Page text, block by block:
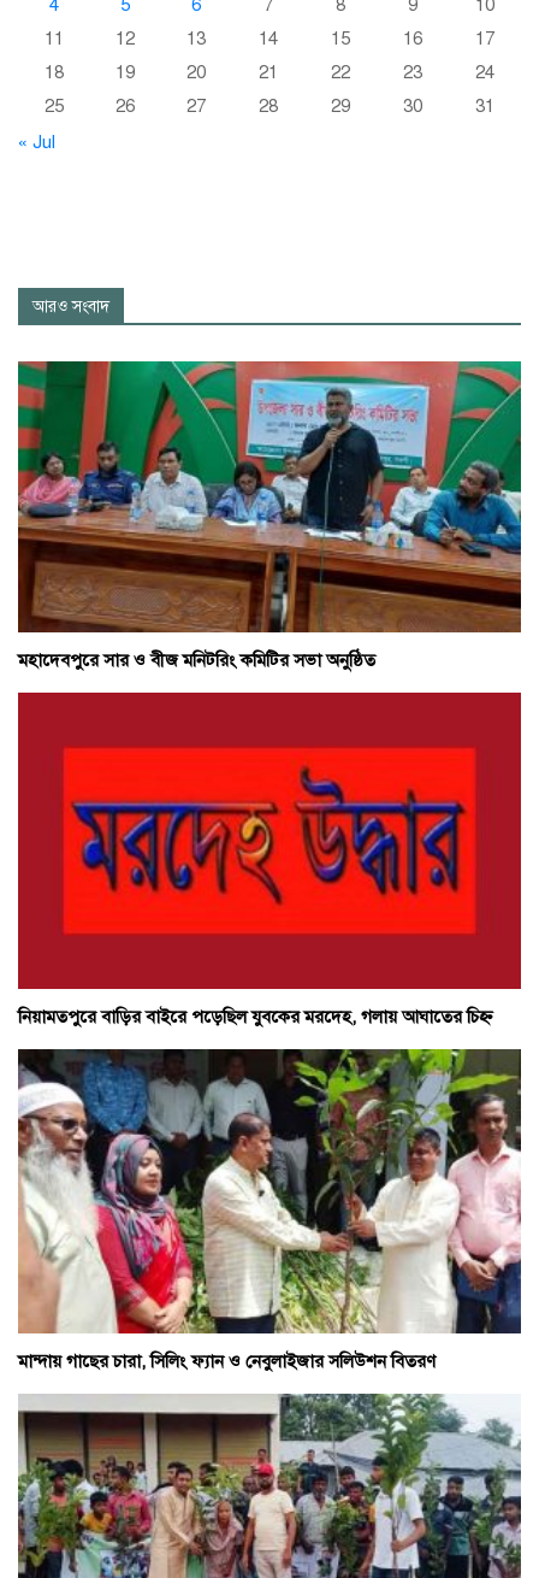
11
12 13 14 15 16
17
18
19 20 21 22 23
24
25
26 27 28 29 30
31
« Jul
আরও সংবাদ
মহাদেবপুরে সার ও বীজ মনিটরিং কমিটির সভা অনুষ্ঠিত
নিয়ামতপুরে বাড়ির বাইরে পড়েছিল যুবকের মরদেহ, গলায় আঘাতের চিহ্ন
মান্দায় গাছের চারা, সিলিং ফ্যান ও নেবুলাইজার সলিউশন বিতরণ